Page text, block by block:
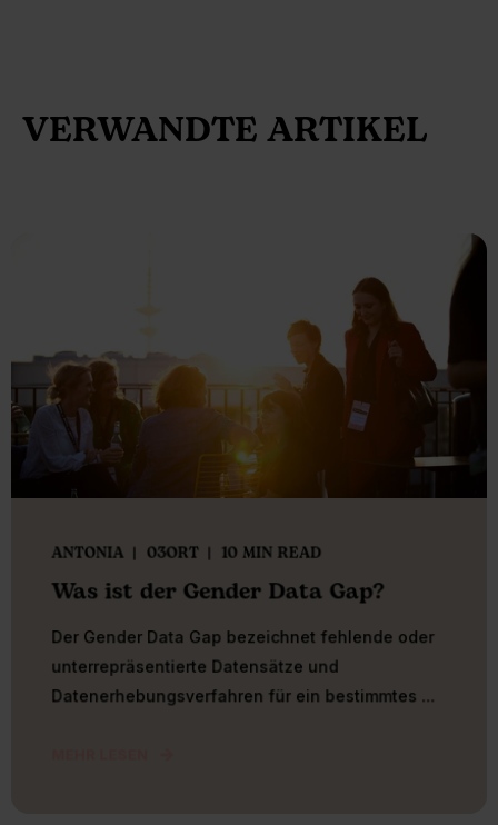
VERWANDTE ARTIKEL
ANTONIA 03ORT 10 MIN READ
Was ist der Gender Data Gap?
Der Gender Data Gap bezeichnet fehlende oder
unterrepräsentierte Datensätze und
Datenerhebungsverfahren für ein bestimmtes ...